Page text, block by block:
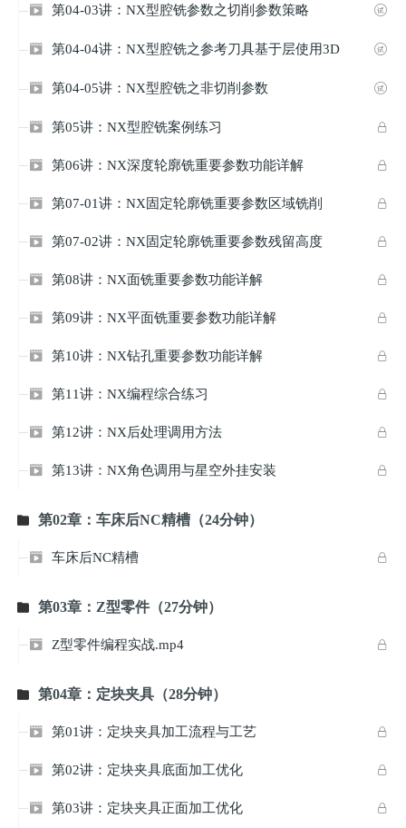

 第04-03讲：NX型腔铣参数之切削参数策略

 第04-04讲：NX型腔铣之参考刀具基于层使用3D

 第04-05讲：NX型腔铣之非切削参数

 第05讲：NX型腔铣案例练习

 第06讲：NX深度轮廓铣重要参数功能详解

 第07-01讲：NX固定轮廓铣重要参数区域铣削

 第07-02讲：NX固定轮廓铣重要参数残留高度

 第08讲：NX面铣重要参数功能详解

 第09讲：NX平面铣重要参数功能详解

 第10讲：NX钻孔重要参数功能详解

 第11讲：NX编程综合练习

 第12讲：NX后处理调用方法

 第13讲：NX角色调用与星空外挂安装
 第02章：车床后NC精槽（24分钟）

 车床后NC精槽
 第03章：Z型零件（27分钟）

 Z型零件编程实战.mp4
 第04章：定块夹具（28分钟）

 第01讲：定块夹具加工流程与工艺

 第02讲：定块夹具底面加工优化

 第03讲：定块夹具正面加工优化